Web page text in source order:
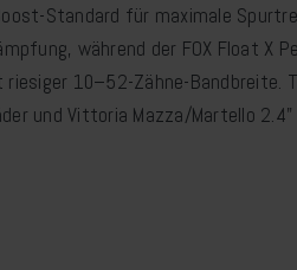
Standard für maximale
während der FOX Float X
10–52-Zähne-Bandbreite.
und Vittoria Mazza/Martello